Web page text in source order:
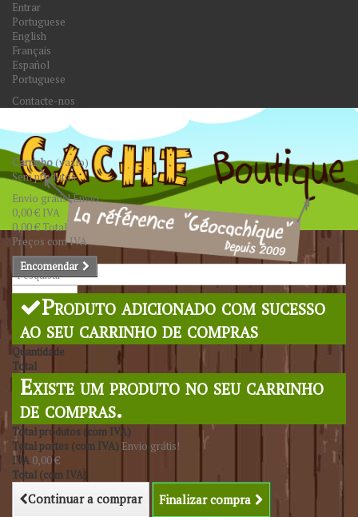
Entrar
Portuguese
English
Français
Español
Portuguese
Contacte-nos
Pesquisar
Carrinho(vazio)
Sem produtos
Envio grátis!Envio
0,00 € IVA
0,00 €Total
Preços com IVA
Encomendar
Produto adicionado com sucesso
ao seu carrinho de compras
Quantidade
Total
Existe um produto no seu carrinho
de compras.
Total produtos (com IVA)
Total portes (com IVA) Envio grátis!
IVA 0,00 €
Total (com IVA)
Continuar a comprar Finalizar compra